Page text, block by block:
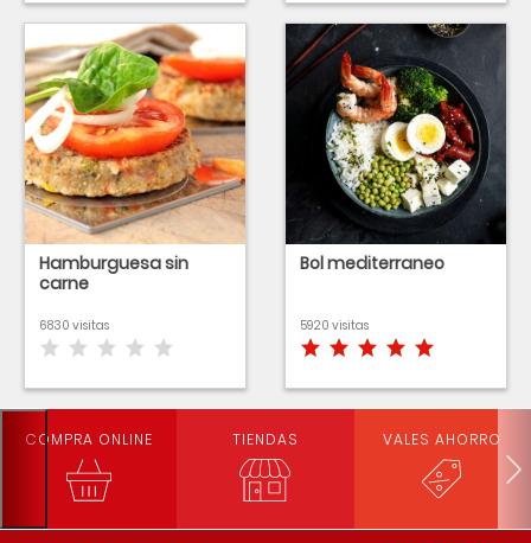
Hamburguesa sin
carne
6830 visitas
Bol mediterraneo
5920 visitas
COMPRA ONLINE TIENDAS VALES AHORRO